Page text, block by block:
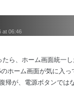
at 06:46
ら、ホーム画面統一し
ホーム画面が気に入っ
帰が、電源ボタンでは